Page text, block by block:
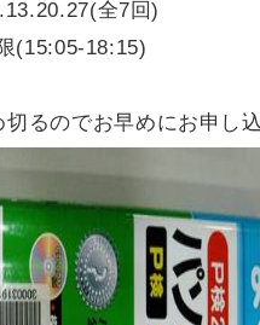
全7回)
18:15)
るのでお早めにお申し